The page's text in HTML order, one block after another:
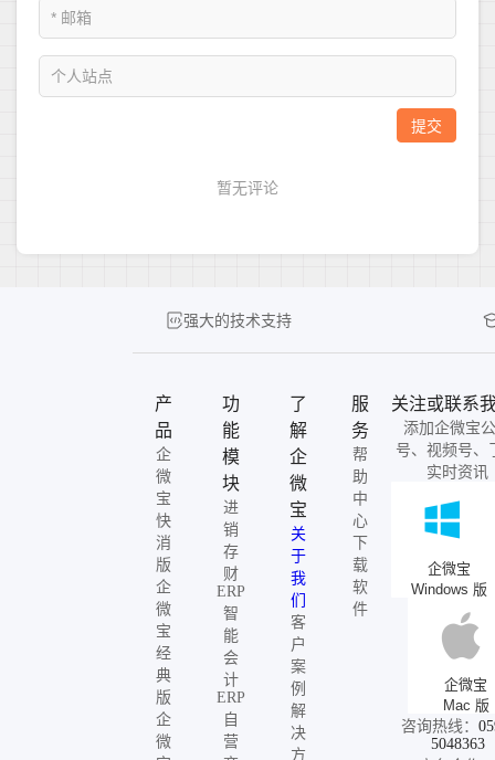
强大的技术支持
产
品
企
微
宝
快
消
版
企
微
宝
经
典
版
企
微
功
能
模
块
进
销
存
财
ERP
智
能
会
计
ERP
自
营
了
解
企
微
宝
关
于
我
们
客
户
案
例
解
决
方
服
务
帮
助
中
心
下
载
软
件
关注或联系
添加企微宝
号、视频号、
实时资讯
企微宝
Windows 版
企微宝
Mac 版
咨询热线：
5048363